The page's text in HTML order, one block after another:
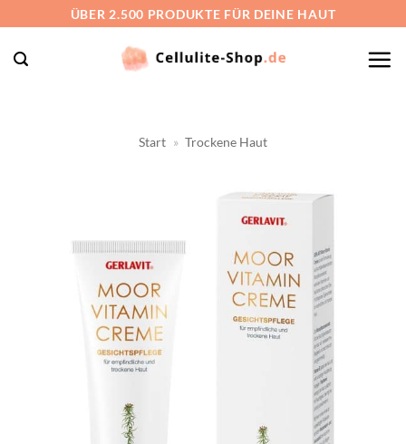
springen
ÜBER 2.500 PRODUKTE FÜR DEINE HAUT
Start » Trockene Haut